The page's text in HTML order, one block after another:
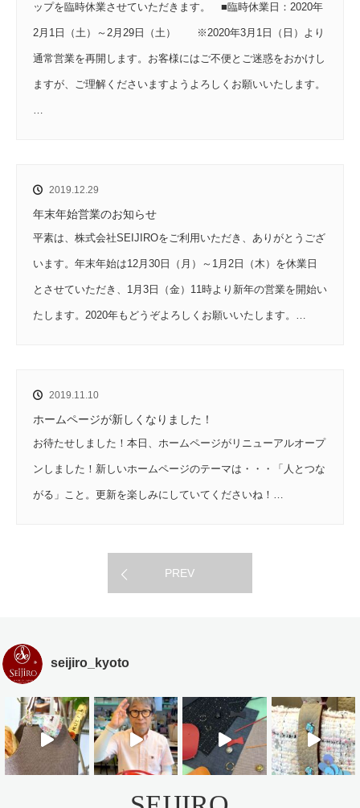
ップを臨時休業させていただきます。 ■臨時休業日：2020年
2月1日（土）～2月29日（土） ※2020年3月1日（日）より
通常営業を再開します。お客様にはご不便とご迷惑をおかけし
ますが、ご理解くださいますようよろしくお願いいたします。
…
2019.12.29
年末年始営業のお知らせ
平素は、株式会社SEIJIROをご利用いただき、ありがとうござ
います。年末年始は12月30日（月）～1月2日（木）を休業日
とさせていただき、1月3日（金）11時より新年の営業を開始い
たします。2020年もどうぞよろしくお願いいたします。…
2019.11.10
ホームページが新しくなりました！
お待たせしました！本日、ホームページがリニューアルオープ
ンしました！新しいホームページのテーマは・・・「人とつな
がる」こと。更新を楽しみにしていてくださいね！…
PREV
seijiro_kyoto